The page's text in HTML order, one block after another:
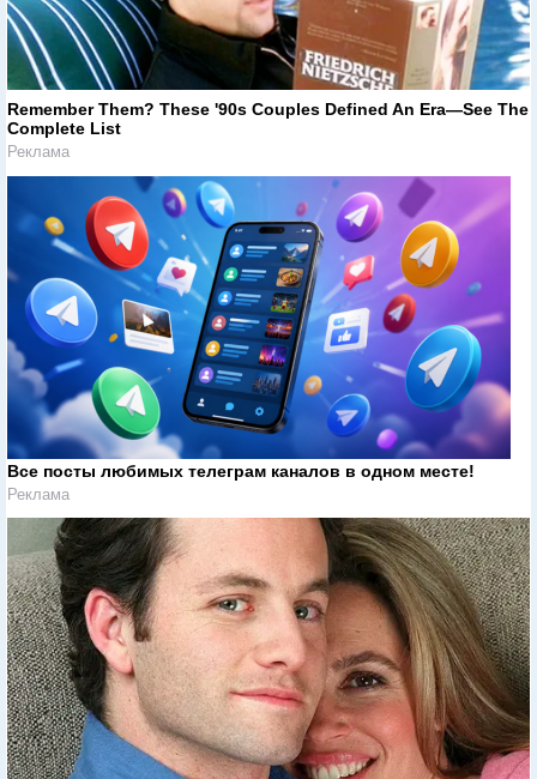
Remember Them? These '90s Couples Defined An Era—See The
Complete List
Реклама
Все посты любимых телеграм каналов в одном месте!
Реклама